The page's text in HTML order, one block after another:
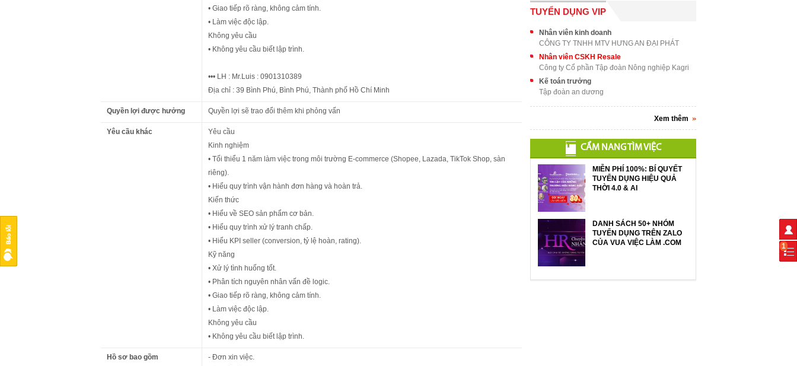
• Giao tiếp rõ ràng, không cảm tính.
• Làm việc độc lập.
Không yêu cầu
• Không yêu cầu biết lập trình.
••• LH : Mr.Luis : 0901310389
Địa chỉ : 39 Bình Phú, Bình Phú, Thành phố Hồ Chí Minh
Quyền lợi được hưởng Quyền lợi sẽ trao đổi thêm khi phỏng vấn
Yêu cầu khác
Yêu cầu
Kinh nghiệm
• Tối thiểu 1 năm làm việc trong môi trường E-commerce (Shopee, Lazada, TikTok Shop, sàn
riêng).
• Hiểu quy trình vận hành đơn hàng và hoàn trả.
Kiến thức
• Hiểu về SEO sản phẩm cơ bản.
• Hiểu quy trình xử lý tranh chấp.
• Hiểu KPI seller (conversion, tỷ lệ hoàn, rating).
Kỹ năng
• Xử lý tình huống tốt.
• Phân tích nguyên nhân vấn đề logic.
• Giao tiếp rõ ràng, không cảm tính.
• Làm việc độc lập.
Không yêu cầu
• Không yêu cầu biết lập trình.
Hồ sơ bao gồm
- Đơn xin việc.
TUYỂN DỤNG VIP
Nhân viên kinh doanh
CÔNG TY TNHH MTV HƯNG AN ĐẠI PHÁT
Nhân viên CSKH Resale
Công ty Cổ phần Tập đoàn Nông nghiệp Kagri
Kế toán trưởng
Tập đoàn an dương
Xem thêm
CẨM NANG TÌM VIỆC
MIỄN PHÍ 100%: BÍ QUYẾT
TUYỂN DỤNG HIỆU QUẢ
THỜI 4.0 & AI
DANH SÁCH 50+ NHÓM
TUYỂN DỤNG TRÊN ZALO
CỦA VUA VIỆC LÀM .COM
1